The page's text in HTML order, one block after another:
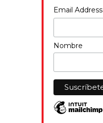
Email Address
Nombre